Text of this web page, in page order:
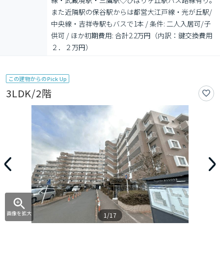
また近隣駅の保谷駅からは都営大江戸線・光が丘駅/
中央線・吉祥寺駅もバスで1本 / 条件: 二人入居可/子
供可 / ほか初期費用: 合計2.2万円（内訳：鍵交換費用
２．２万円）
この建物からのPick Up
3LDK/2階
画像を拡大 1/17